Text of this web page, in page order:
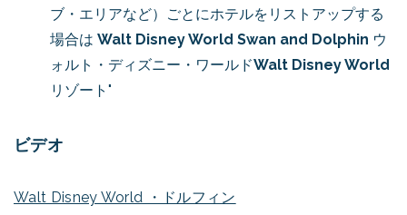
ブ・エリアなど）ごとにホテルをリストアップする
場合は Walt Disney World Swan and Dolphin ウ
ォルト・ディズニー・ワールドWalt Disney World
リゾート"
ビデオ
Walt Disney World ・ドルフィン